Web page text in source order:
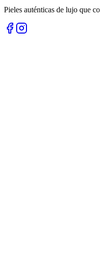
Pieles auténticas de lujo que